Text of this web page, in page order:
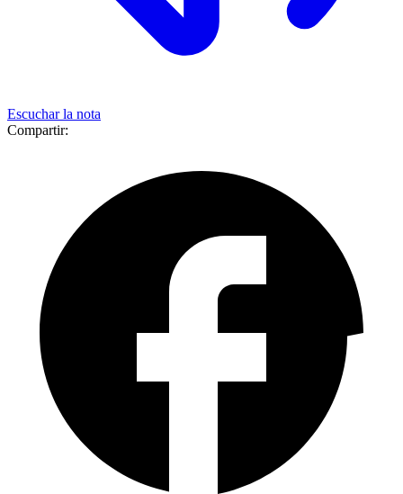
Escuchar la nota
Compartir: